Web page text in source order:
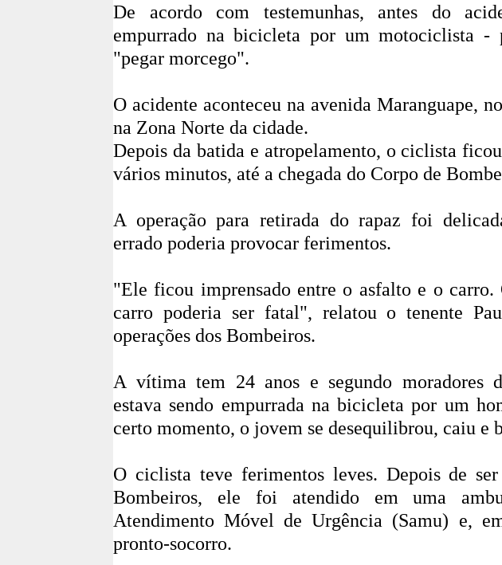
De acordo com testemunhas, antes do
empurrado na bicicleta por um motociclista -
"pegar morcego".
O acidente aconteceu na avenida Maranguape,
na Zona Norte da cidade.
Depois da batida e atropelamento, o ciclista
vários minutos, até a chegada do Corpo de
A operação para retirada do rapaz foi
errado poderia provocar ferimentos.
"Ele ficou imprensado entre o asfalto e o carro.
carro poderia ser fatal", relatou o tenente
operações dos Bombeiros.
A vítima tem 24 anos e segundo moradores
estava sendo empurrada na bicicleta por um
certo momento, o jovem se desequilibrou, caiu e
O ciclista teve ferimentos leves. Depois de
Bombeiros, ele foi atendido em uma
Atendimento Móvel de Urgência (Samu) e,
pronto-socorro.